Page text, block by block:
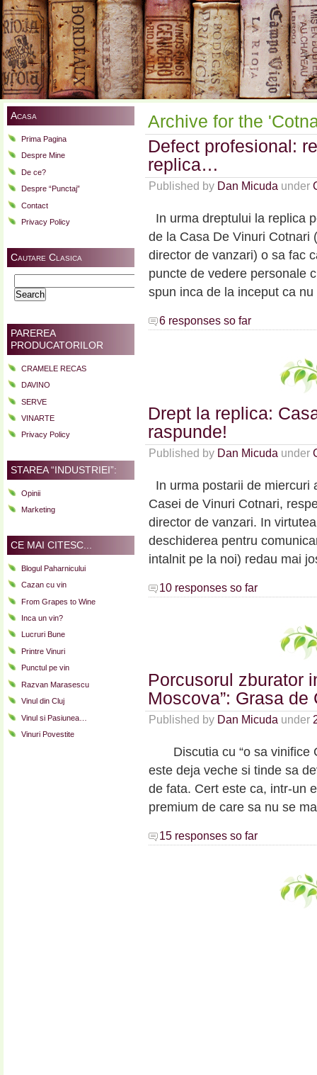
Acasa
Prima Pagina
Despre Mine
De ce?
Despre “Punctaj”
Contact
Privacy Policy
Cautare Clasica
for:
PAREREA
PRODUCATORILOR
CRAMELE RECAS
DAVINO
SERVE
VINARTE
Privacy Policy
STAREA “INDUSTRIEI”:
Opinii
Marketing
CE MAI CITESC...
Blogul Paharnicului
Cazan cu vin
From Grapes to Wine
Inca un vin?
Lucruri Bune
Printre Vinuri
Punctul pe vin
Razvan Marasescu
Vinul din Cluj
Vinul si Pasiunea…
Vinuri Povestite
Archive for the
Defect profesional:
replica…
Published by Dan Micuda under
In urma dreptului la replica
de la Casa De Vinuri Cotnari
director de vanzari) o sa fac
puncte de vedere personale
spun inca de la inceput ca
6 responses so far
Drept la replica:
raspunde!
Published by Dan Micuda under
In urma postarii de miercuri
Casei de Vinuri Cotnari,
director de vanzari. In
deschiderea pentru
intalnit pe la noi) redau mai
10 responses so far
Porcusorul zburator
Moscova”: Grasa de
Published by Dan Micuda under
Discutia cu “o sa vinifice
este deja veche si tinde sa
de fata. Cert este ca, intr-un
premium de care sa nu se
15 responses so far